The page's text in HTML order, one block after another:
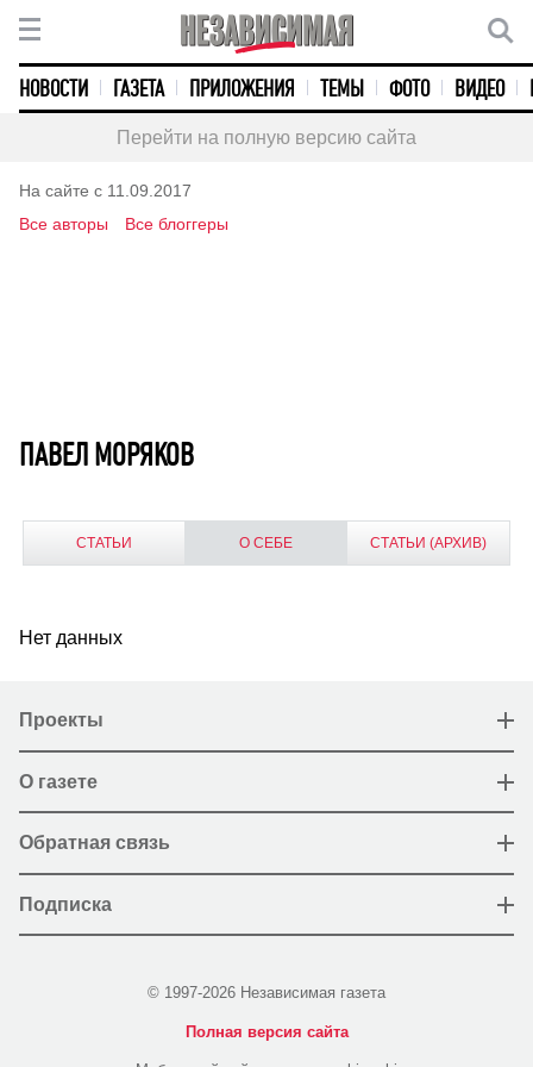
НОВОСТИ ГАЗЕТА ПРИЛОЖЕНИЯ ТЕМЫ ФОТО ВИДЕО
Перейти на полную версию сайта
На сайте с 11.09.2017
Все авторы
Все блоггеры
ПАВЕЛ МОРЯКОВ
СТАТЬИ О СЕБЕ СТАТЬИ (АРХИВ)
Нет данных
Проекты
О газете
Обратная связь
Подписка
© 1997-2026 Независимая газета
Полная версия сайта